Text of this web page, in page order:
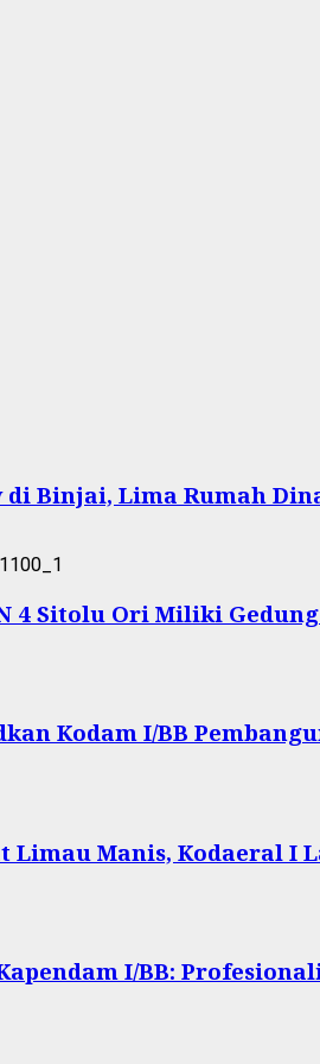
Binjai, Lima Rumah
4 Sitolu Ori Miliki
Kodam I/BB
Manis, Kodaeral I
I/BB: